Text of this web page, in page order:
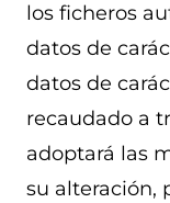
los ficheros
datos de
datos de
recaudado a
adoptará las
su alteración,